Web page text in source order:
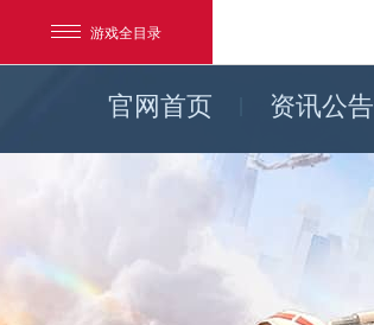
游戏全目录
官网首页 资讯公告